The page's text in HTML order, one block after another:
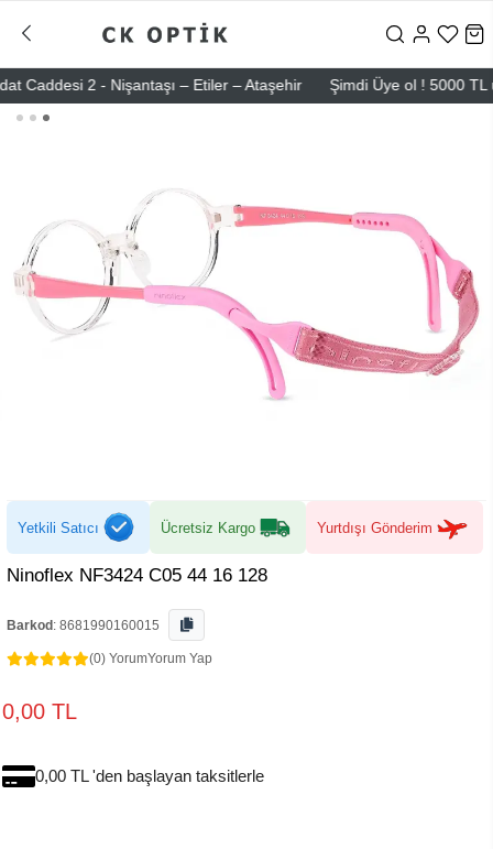
2 - Nişantaşı – Etiler – Ataşehir Şimdi Üye ol ! 5000 TL
Yetkili Satıcı Ücretsiz Kargo Yurtdışı Gönderim
Ninoflex NF3424 C05 44 16 128
Barkod : 8681990160015
(0) YorumYorum Yap
0,00 TL
0,00 TL 'den başlayan taksitlerle